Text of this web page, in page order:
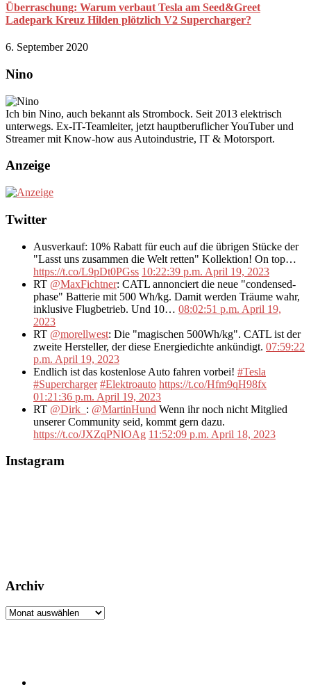
Überraschung: Warum verbaut Tesla am Seed&Greet
Ladepark Kreuz Hilden plötzlich V2 Supercharger?
6. September 2020
Nino
Ich bin Nino, auch bekannt als Strombock. Seit 2013 elektrisch
unterwegs. Ex-IT-Teamleiter, jetzt hauptberuflicher YouTuber und
Streamer mit Know-how aus Autoindustrie, IT & Motorsport.
Anzeige
Twitter
Ausverkauf: 10% Rabatt für euch auf die übrigen Stücke der
"Lasst uns zusammen die Welt retten" Kollektion! On top…
https://t.co/L9pDt0PGss 10:22:39 p.m. April 19, 2023
RT @MaxFichtner: CATL annonciert die neue "condensed-
phase" Batterie mit 500 Wh/kg. Damit werden Träume wahr,
inklusive Flugbetrieb. Und 10… 08:02:51 p.m. April 19,
2023
RT @morellwest: Die "magischen 500Wh/kg". CATL ist der
zweite Hersteller, der diese Energiedichte ankündigt. 07:59:22
p.m. April 19, 2023
Endlich ist das kostenlose Auto fahren vorbei! #Tesla
#Supercharger #Elektroauto https://t.co/Hfm9qH98fx
01:21:36 p.m. April 19, 2023
RT @Dirk_ : @MartinHund Wenn ihr noch nicht Mitglied
unserer Community seid, kommt gern dazu.
https://t.co/JXZqPNlOAg 11:52:09 p.m. April 18, 2023
Instagram
Archiv
Archiv